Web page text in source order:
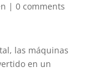
| 0 comments
las máquinas
en un